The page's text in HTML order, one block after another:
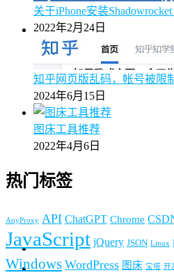
关于iPhone安装
2022年2月24日
知乎网页版乱码，帐号被限
2024年6月15日
图床工具推荐
2022年4月6日
热门标签
AnyProxy API ChatGPT Chrome
JavaScript jQuery JSON Linux
Windows WordPress 图床 宝塔 开